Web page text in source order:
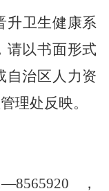
卫生健康系
请以书面形式
自治区人力资
理处反映。
—8565920 ，